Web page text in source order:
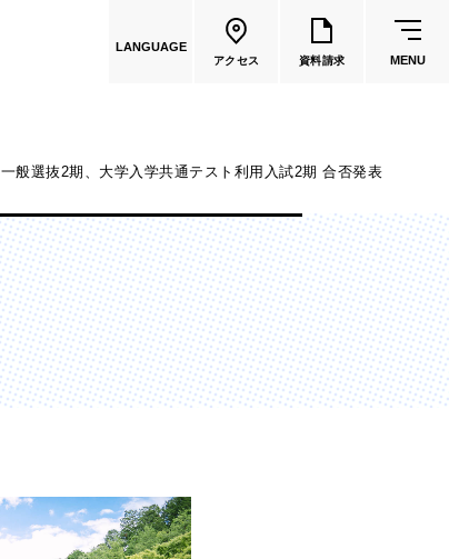
LANGUAGE
アクセス 資料請求 MENU
共通教育
教員一覧
国際文化学部
（2026年度募集停止）
一般選抜2期、大学入学共通テスト利用入試2期 合否発表